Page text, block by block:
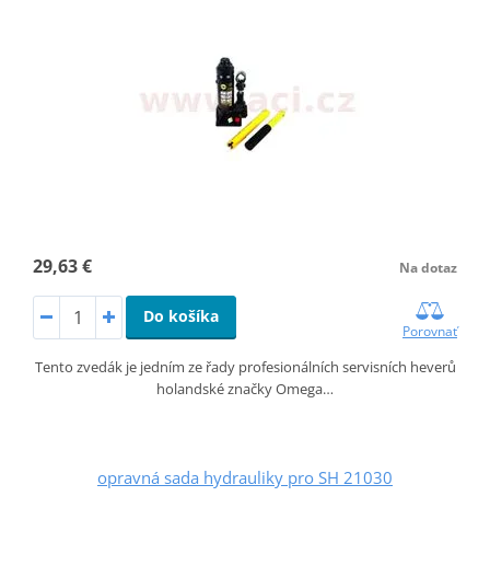
29,63 € Na dotaz
Do košíka
Porovnať
Tento zvedák je jedním ze řady profesionálních servisních heverů
holandské značky Omega…
opravná sada hydrauliky pro SH 21030